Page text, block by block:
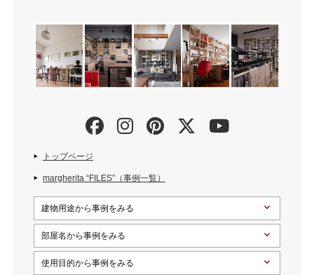
トップページ
margherita “FILES”（事例一覧）
建物用途から事例をみる
部屋名から事例をみる
使用目的から事例をみる